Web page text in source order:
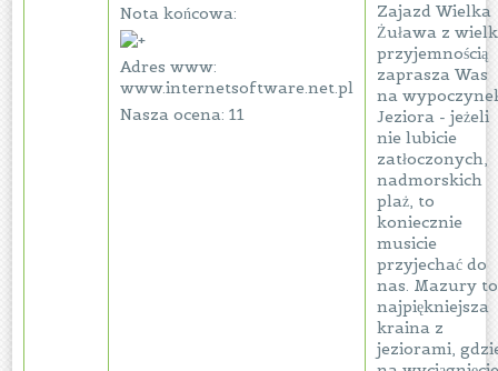
Nota końcowa:
Adres www:
www.internetsoftware.net.pl
Nasza ocena: 11
Zajazd Wielka
Żuława z
przyjemnością
zaprasza Was
na
Jeziora - jeżeli
nie lubicie
zatłoczonych,
nadmorskich
plaż, to
koniecznie
musicie
przyjechać do
nas. Mazury to
najpiękniejsza
kraina z
jeziorami,